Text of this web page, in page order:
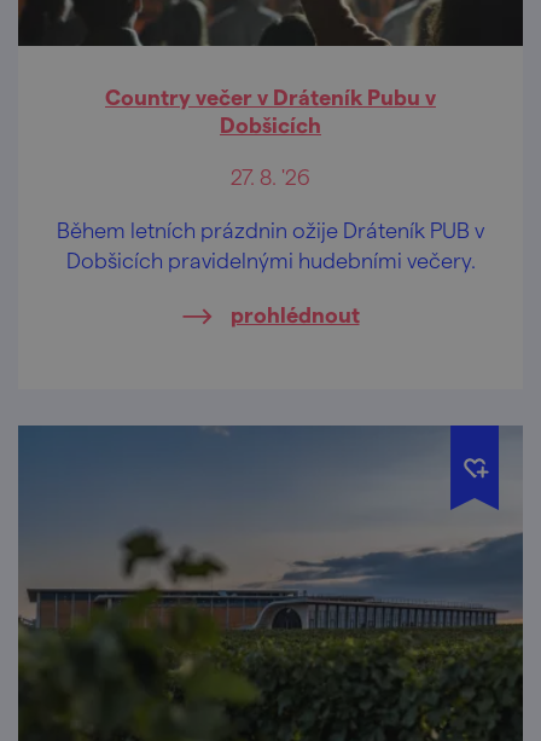
Country večer v Dráteník Pubu v
Dobšicích
27. 8. '26
Během letních prázdnin ožije Dráteník PUB v
Dobšicích pravidelnými hudebními večery.
prohlédnout